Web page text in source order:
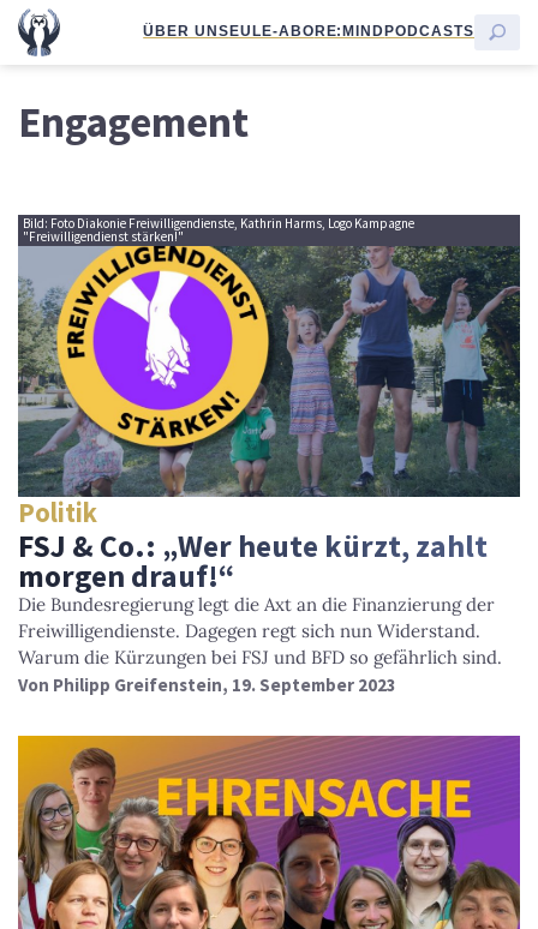
ÜBER UNSEULE-ABORE:MINDPODCASTS
Engagement
Bild: Foto Diakonie Freiwilligendienste, Kathrin Harms, Logo Kampagne
"Freiwilligendienst stärken!"
Politik
FSJ & Co.: „Wer heute kürzt, zahlt
morgen drauf!“
Die Bundesregierung legt die Axt an die Finanzierung der
Freiwilligendienste. Dagegen regt sich nun Widerstand.
Warum die Kürzungen bei FSJ und BFD so gefährlich sind.
Von Philipp Greifenstein, 19. September 2023